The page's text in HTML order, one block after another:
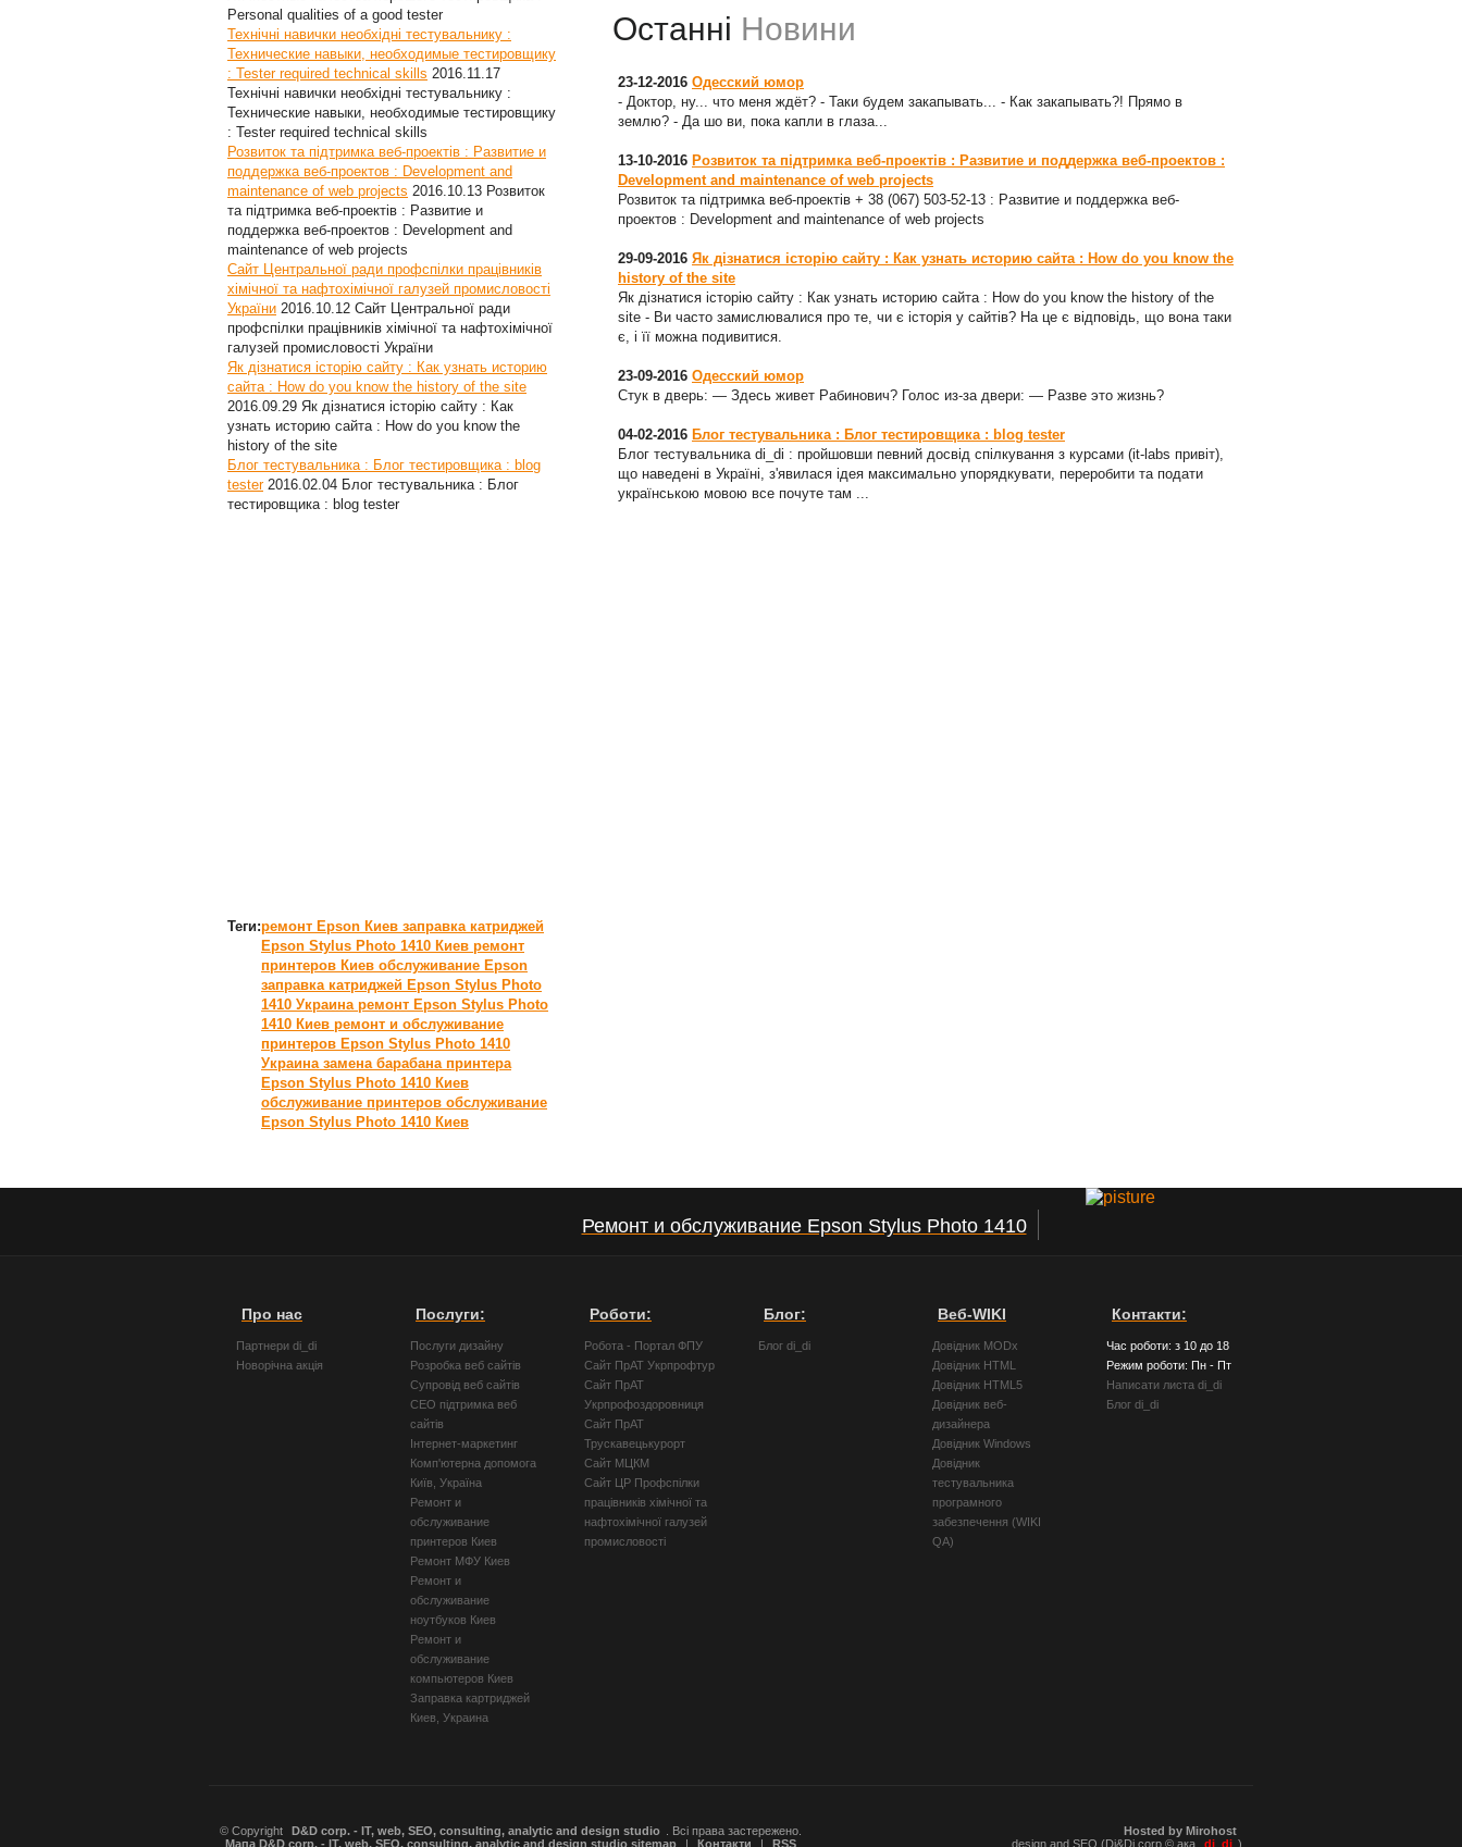
Personal qualities of a good tester
Технічні навички необхідні тестувальнику :
Технические навыки, необходимые тестировщику
: Tester required technical skills 2016.11.17
Технічні навички необхідні тестувальнику :
Технические навыки, необходимые тестировщику
: Tester required technical skills
Розвиток та підтримка веб-проектів : Развитие и
поддержка веб-проектов : Development and
maintenance of web projects 2016.10.13 Розвиток
та підтримка веб-проектів : Развитие и
поддержка веб-проектов : Development and
maintenance of web projects
Сайт Центральної ради профспілки працівників
хімічної та нафтохімічної галузей промисловості
України 2016.10.12 Сайт Центральної ради
профспілки працівників хімічної та нафтохімічної
галузей промисловості України
Як дізнатися історію сайту : Как узнать историю
сайта : How do you know the history of the site
2016.09.29 Як дізнатися історію сайту : Как
узнать историю сайта : How do you know the
history of the site
Блог тестувальника : Блог тестировщика : blog
tester 2016.02.04 Блог тестувальника : Блог
тестировщика : blog tester
Теги:ремонт Epson Киев заправка катриджей
Epson Stylus Photo 1410 Киев ремонт
принтеров Киев обслуживание Epson
заправка катриджей Epson Stylus Photo
1410 Украина ремонт Epson Stylus Photo
1410 Киев ремонт и обслуживание
принтеров Epson Stylus Photo 1410
Украина замена барабана принтера
Epson Stylus Photo 1410 Киев
обслуживание принтеров обслуживание
Epson Stylus Photo 1410 Киев
Останні Новини
23-12-2016 Одесский юмор
- Доктор, ну... что меня ждёт? - Таки будем закапывать... - Как закапывать?! Прямо в
землю? - Да шо ви, пока капли в глаза...
13-10-2016 Розвиток та підтримка веб-проектів : Развитие и поддержка веб-проектов :
Development and maintenance of web projects
Розвиток та підтримка веб-проектів + 38 (067) 503-52-13 : Развитие и поддержка веб-
проектов : Development and maintenance of web projects
29-09-2016 Як дізнатися історію сайту : Как узнать историю сайта : How do you know the
history of the site
Як дізнатися історію сайту : Как узнать историю сайта : How do you know the history of the
site - Ви часто замислювалися про те, чи є історія у сайтів? На це є відповідь, що вона таки
є, і її можна подивитися.
23-09-2016 Одесский юмор
Стук в дверь: — Здесь живет Рабинович? Голос из-за двери: — Разве это жизнь?
04-02-2016 Блог тестувальника : Блог тестировщика : blog tester
Блог тестувальника di_di : пройшовши певний досвід спілкування з курсами (it-labs привіт),
що наведені в Україні, з'явилася ідея максимально упорядкувати, переробити та подати
українською мовою все почуте там ...
Ремонт и обслуживание Epson Stylus Photo 1410
Про нас
Партнери di_di
Новорічна акція
Послуги:
Послуги дизайну
Розробка веб сайтів
Супровід веб сайтів
СЕО підтримка веб
сайтів
Інтернет-маркетинг
Комп'ютерна допомога
Київ, Україна
Ремонт и
обслуживание
принтеров Киев
Ремонт МФУ Киев
Ремонт и
обслуживание
ноутбуков Киев
Ремонт и
обслуживание
компьютеров Киев
Заправка картриджей
Киев, Украина
Роботи:
Робота - Портал ФПУ
Сайт ПрАТ Укрпрофтур
Сайт ПрАТ
Укрпрофоздоровниця
Сайт ПрАТ
Трускавецькурорт
Сайт МЦКМ
Сайт ЦР Профспілки
працівників хімічної та
нафтохімічної галузей
промисловості
Блог:
Блог di_di
Веб-WIKI
Довідник MODx
Довідник HTML
Довідник HTML5
Довідник веб-
дизайнера
Довідник Windows
Довідник
тестувальника
програмного
забезпечення (WIKI
QA)
Контакти:
Час роботи: з 10 до 18
Режим роботи: Пн - Пт
Написати листа di_di
Блог di_di
© Copyright D&D corp. - IT, web, SEO, consulting, analytic and design studio
. Всі права застережено.
Мапа D&D corp. - IT, web, SEO, consulting, analytic and design studio sitemap
| Контакти | RSS
Hosted by Mirohost
design and SEO (Di&Di corp.© ака
di_di )